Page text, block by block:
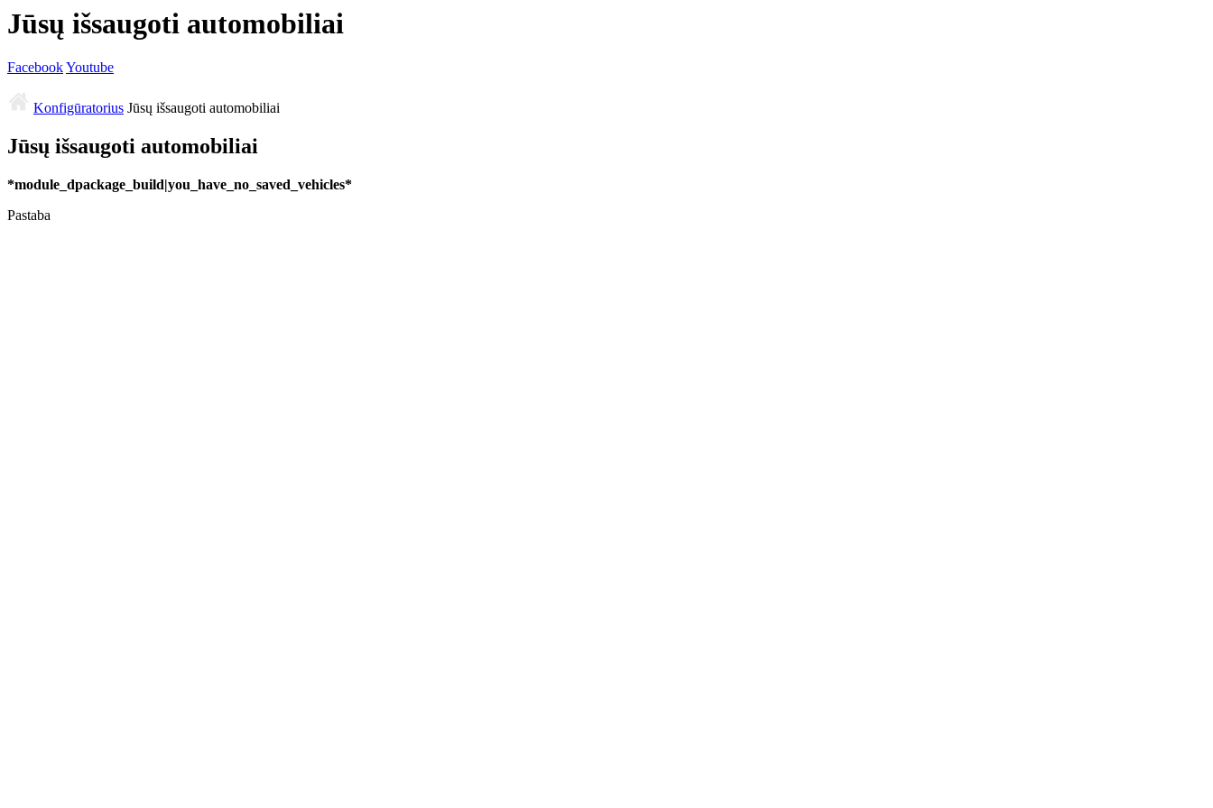
Jūsų išsaugoti automobiliai
FacebookYoutube
Konfigūratorius Jūsų išsaugoti automobiliai
Jūsų išsaugoti automobiliai
*module_dpackage_build|you_have_no_saved_vehicles*
Pastaba